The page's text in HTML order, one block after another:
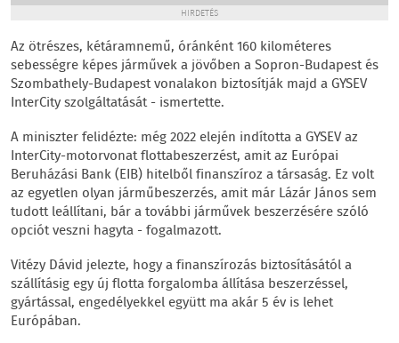
HIRDETÉS
Az ötrészes, kétáramnemű, óránként 160 kilométeres
sebességre képes járművek a jövőben a Sopron-Budapest és
Szombathely-Budapest vonalakon biztosítják majd a GYSEV
InterCity szolgáltatását - ismertette.
A miniszter felidézte: még 2022 elején indította a GYSEV az
InterCity-motorvonat flottabeszerzést, amit az Európai
Beruházási Bank (EIB) hitelből finanszíroz a társaság. Ez volt
az egyetlen olyan járműbeszerzés, amit már Lázár János sem
tudott leállítani, bár a további járművek beszerzésére szóló
opciót veszni hagyta - fogalmazott.
Vitézy Dávid jelezte, hogy a finanszírozás biztosításától a
szállításig egy új flotta forgalomba állítása beszerzéssel,
gyártással, engedélyekkel együtt ma akár 5 év is lehet
Európában.